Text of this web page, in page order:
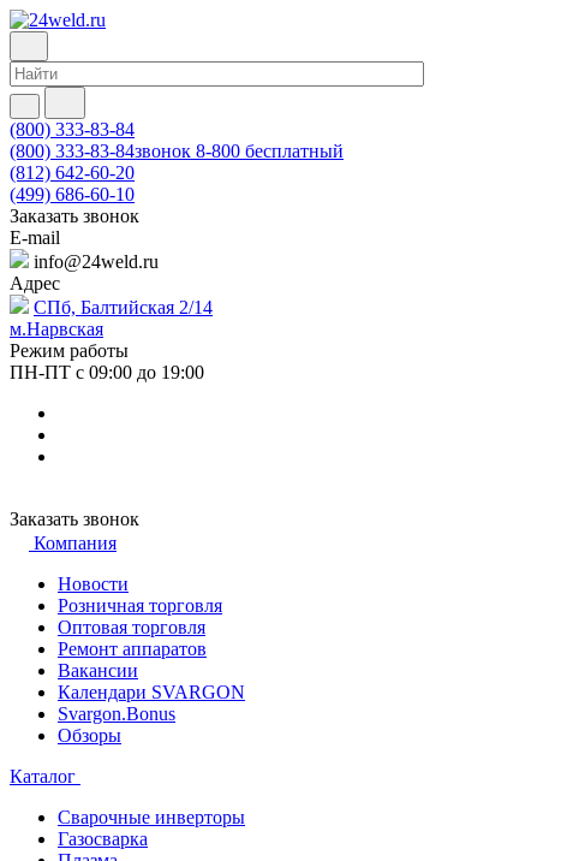
(800) 333-83-84
(800) 333-83-84звонок 8-800 бесплатный
(812) 642-60-20
(499) 686-60-10
Заказать звонок
E-mail
info@24weld.ru
Адрес
СПб, Балтийская 2/14
м.Нарвская
Режим работы
ПН-ПТ с 09:00 до 19:00
Заказать звонок
Компания
Новости
Розничная торговля
Оптовая торговля
Ремонт аппаратов
Вакансии
Календари SVARGON
Svargon.Bonus
Обзоры
Каталог
Сварочные инверторы
Газосварка